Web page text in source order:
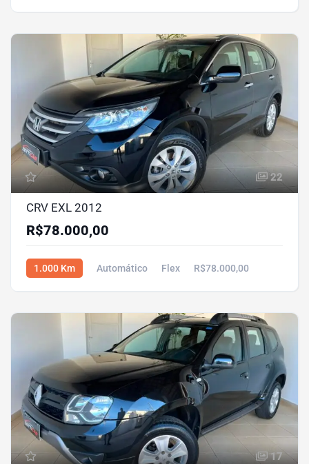
22
CRV EXL 2012
R$78.000,00
1.000 Km Automático Flex R$78.000,00
17